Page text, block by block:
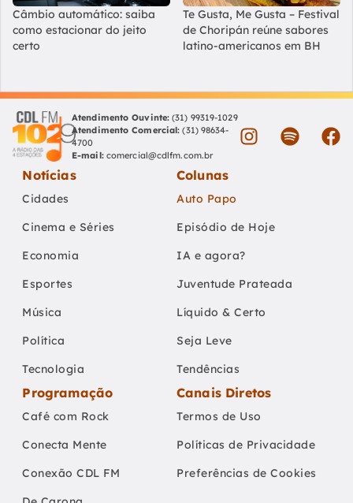
Câmbio automático: saiba
como estacionar do jeito
certo
Te Gusta, Me Gusta – Festival
de Choripán reúne sabores
latino-americanos em BH
Atendimento Ouvinte: (31) 99319-1029
Atendimento Comercial: (31) 98634-
4700
E-mail: comercial@cdlfm.com.br
Notícias
Cidades
Cinema e Séries
Economia
Esportes
Música
Política
Tecnologia
Colunas
Auto Papo
Episódio de Hoje
IA e agora?
Juventude Prateada
Líquido & Certo
Seja Leve
Tendências
Programação
Café com Rock
Conecta Mente
Conexão CDL FM
Canais Diretos
Termos de Uso
Políticas de Privacidade
Preferências de Cookies